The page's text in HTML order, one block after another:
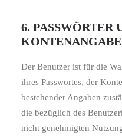
6. PASSWÖRTER
Der Benutzer ist für die
ihres Passwortes, der
bestehender Angaben
die bezüglich des
nicht genehmigten